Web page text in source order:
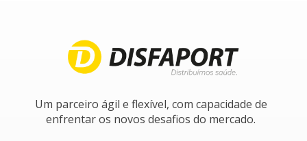
Um parceiro ágil e flexível, com capacidade de
enfrentar os novos desafios do mercado.